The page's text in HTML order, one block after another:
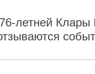
летней Клары